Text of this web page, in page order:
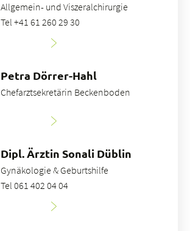
Allgemein- und Viszeralchirurgie
Tel +41 61 260 29 30
Petra Dörrer-Hahl
Chefarztsekretärin Beckenboden
Dipl. Ärztin Sonali Düblin
Gynäkologie & Geburtshilfe
Tel 061 402 04 04